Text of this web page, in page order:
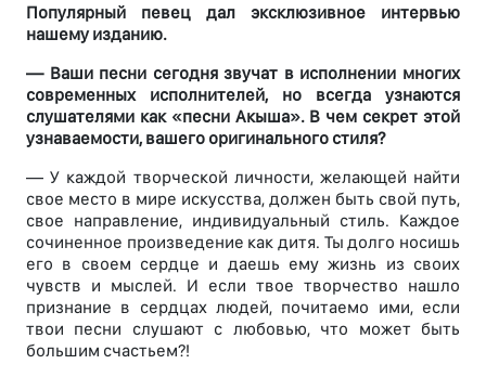
Популярный певец дал эксклюзивное интервью
нашему изданию.
— Ваши песни сегодня звучат в исполнении многих
современных исполнителей, но всегда узнаются
слушателями как «песни Акыша». В чем секрет этой
узнаваемости, вашего оригинального стиля?
— У каждой творческой личности, желающей найти
свое место в мире искусства, должен быть свой путь,
свое направление, индивидуальный стиль. Каждое
сочиненное произведение как дитя. Ты долго носишь
его в своем сердце и даешь ему жизнь из своих
чувств и мыслей. И если твое творчество нашло
признание в сердцах людей, почитаемо ими, если
твои песни слушают с любовью, что может быть
большим счастьем?!